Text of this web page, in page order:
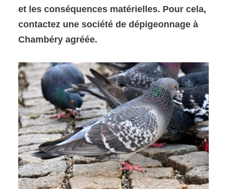
et les conséquences matérielles. Pour cela,
contactez une société de dépigeonnage à
Chambéry agréée.